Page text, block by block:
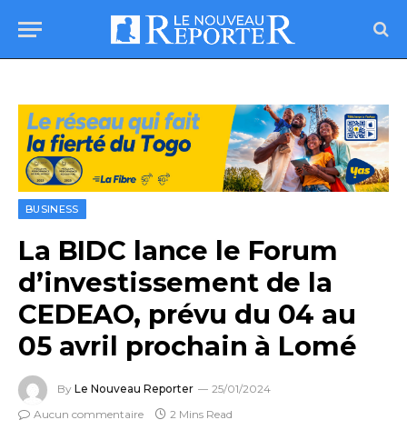
BUSINESS
La BIDC lance le Forum
d’investissement de la
CEDEAO, prévu du 04 au
05 avril prochain à Lomé
By Le Nouveau Reporter
25/01/2024
Aucun commentaire
2 Mins Read